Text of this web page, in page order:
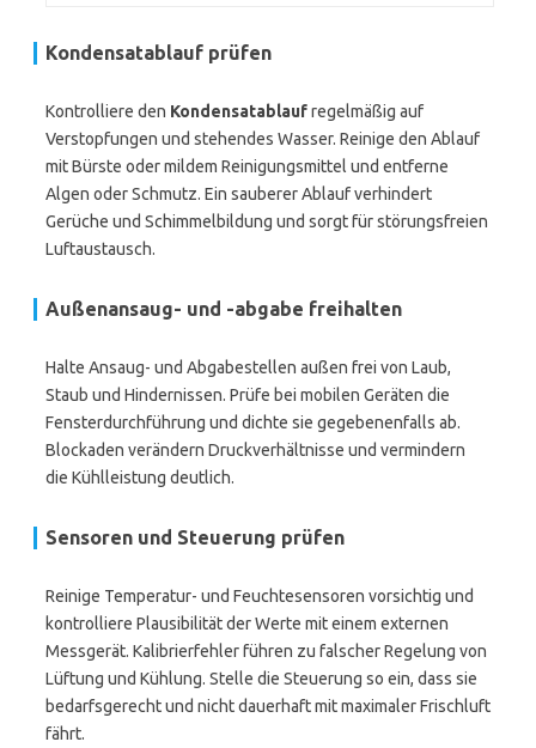
Kondensatablauf prüfen
Kontrolliere den Kondensatablaufregelmäßig auf
Verstopfungen und stehendes Wasser. Reinige den Ablauf
mit Bürste oder mildem Reinigungsmittel und entferne
Algen oder Schmutz. Ein sauberer Ablauf verhindert
Gerüche und Schimmelbildung und sorgt für störungsfreien
Luftaustausch.
Außenansaug- und -abgabe freihalten
Halte Ansaug- und Abgabestellen außen frei von Laub,
Staub und Hindernissen. Prüfe bei mobilen Geräten die
Fensterdurchführung und dichte sie gegebenenfalls ab.
Blockaden verändern Druckverhältnisse und vermindern
die Kühlleistung deutlich.
Sensoren und Steuerung prüfen
Reinige Temperatur- und Feuchtesensoren vorsichtig und
kontrolliere Plausibilität der Werte mit einem externen
Messgerät. Kalibrierfehler führen zu falscher Regelung von
Lüftung und Kühlung. Stelle die Steuerung so ein, dass sie
bedarfsgerecht und nicht dauerhaft mit maximaler Frischluft
fährt.